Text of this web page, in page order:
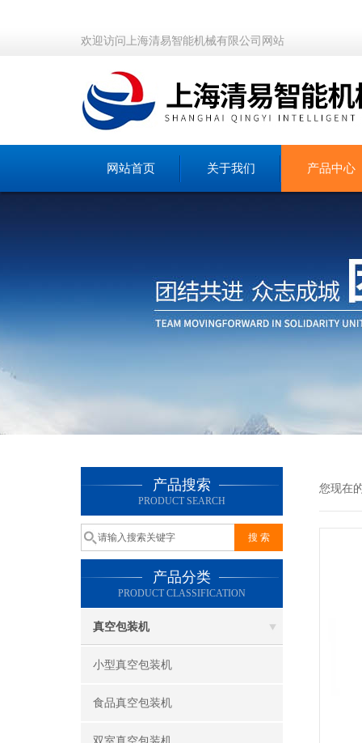
欢迎访问上海清易智能机械有限公司网站
网站首页 关于我们 产品中心
产品搜索
PRODUCT SEARCH
产品分类
PRODUCT CLASSIFICATION
真空包装机
小型真空包装机
食品真空包装机
您现在